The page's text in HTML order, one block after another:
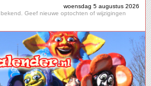
woensdag 5 augustus 2026
bekend. Geef nieuwe optochten of wijzigingen